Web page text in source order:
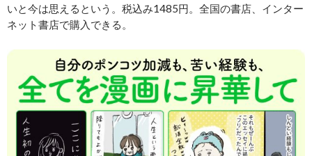
いと今は思えるという。税込み1485円。全国の書店、インター
ネット書店で購入できる。